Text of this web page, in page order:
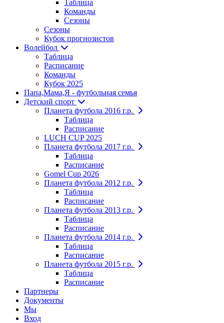
Таблица
Команды
Сезоны
Сезоны
Кубок прогнозистов
Волейбол
Таблица
Расписание
Команды
Кубок 2025
Папа,Мама,Я - футбольная семья
Детский спорт
Планета футбола 2016 г.р.
Таблица
Расписание
LUCH CUP 2025
Планета футбола 2017 г.р.
Таблица
Расписание
Gomel Cup 2026
Планета футбола 2012 г.р.
Таблица
Расписание
Планета футбола 2013 г.р.
Таблица
Расписание
Планета футбола 2014 г.р.
Таблица
Расписание
Планета футбола 2015 г.р.
Таблица
Расписание
Партнеры
Документы
Мы
Вход